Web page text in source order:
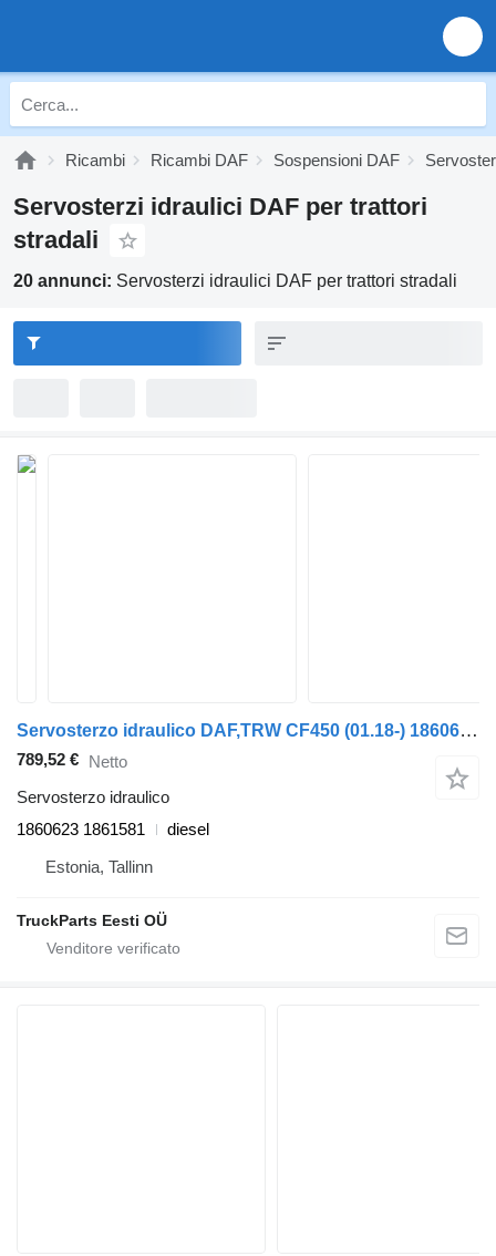
Ricambi Ricambi DAF Sospensioni DAF
Servosterzi idraulici DAF per trattori
stradali
20 annunci: Servosterzi idraulici DAF per trattori stradali
Servosterzo idraulico DAF,TRW CF450 (01.18-) 1860623 1861581 per trattore stradale DAF CF450, CF460 (2017-)
789,52 € Netto
Servosterzo idraulico
1860623 1861581
diesel
Estonia, Tallinn
TruckParts Eesti OÜ